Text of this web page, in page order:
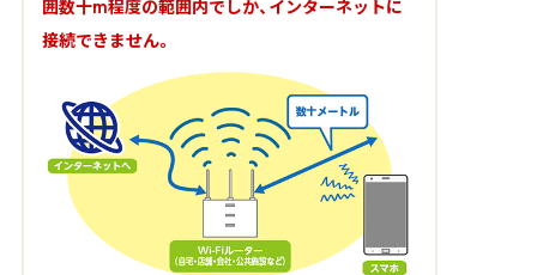
囲数十m程度の範囲内でしか、インターネットに
接続できません。